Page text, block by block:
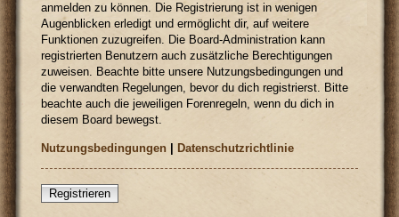
anmelden zu können. Die Registrierung ist in wenigen
Augenblicken erledigt und ermöglicht dir, auf weitere
Funktionen zuzugreifen. Die Board-Administration kann
registrierten Benutzern auch zusätzliche Berechtigungen
zuweisen. Beachte bitte unsere Nutzungsbedingungen und
die verwandten Regelungen, bevor du dich registrierst. Bitte
beachte auch die jeweiligen Forenregeln, wenn du dich in
diesem Board bewegst.
Nutzungsbedingungen |Datenschutzrichtlinie
Registrieren